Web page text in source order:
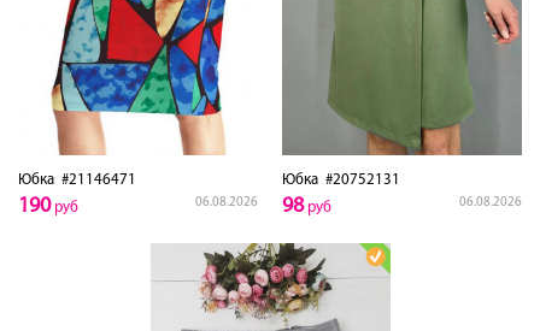
Юбка #21146471
06.08.2026
190руб
Юбка #20752131
06.08.2026
98руб